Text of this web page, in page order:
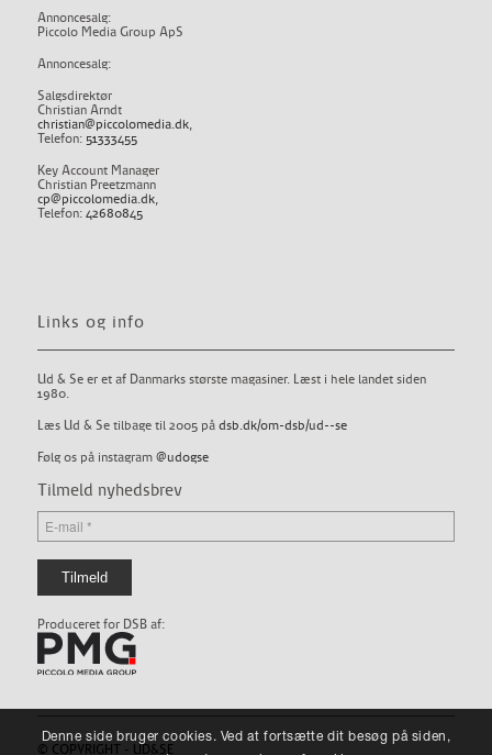
Annoncesalg:
Piccolo Media Group ApS
Annoncesalg:
Salgsdirektør
Christian Arndt
christian@piccolomedia.dk,
Telefon: 51333455
Key Account Manager
Christian Preetzmann
cp@piccolomedia.dk,
Telefon: 42680845
Links og info
Ud & Se er et af Danmarks største magasiner. Læst i hele landet siden
1980.
Læs Ud & Se tilbage til 2005 på dsb.dk/om-dsb/ud--se
Følg os på instagram @udogse
Tilmeld nyhedsbrev
Produceret for DSB af:
© COPYRIGHT - UD&SE
Denne side bruger cookies. Ved at fortsætte dit besøg på siden,